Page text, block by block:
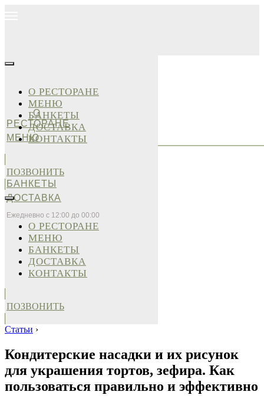
О
РЕСТОРАНЕ
МЕНЮ
БАНКЕТЫ
ДОСТАВКА
Ежедневно с 12:00 до 00:00
О РЕСТОРАНЕ
МЕНЮ
БАНКЕТЫ
ДОСТАВКА
КОНТАКТЫ
ПОЗВОНИТЬ
О РЕСТОРАНЕ
МЕНЮ
БАНКЕТЫ
ДОСТАВКА
КОНТАКТЫ
ПОЗВОНИТЬ
Статьи ›
Кондитерские насадки и их рисунок
для украшения тортов, зефира. Как
пользоваться правильно и эффективно